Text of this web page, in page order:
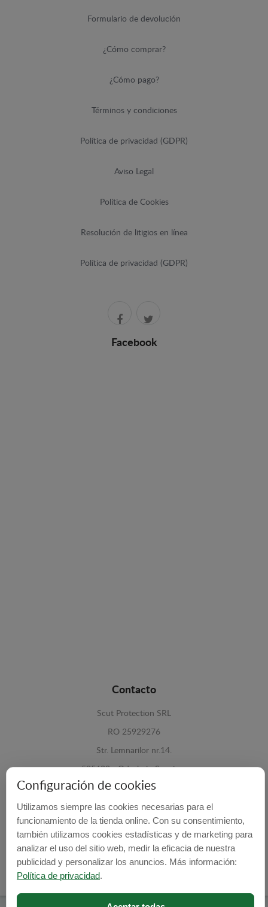
Formulario de devolución
¿Cómo comprar?
¿Cómo pago?
Términos y condiciones
Política de privacidad (GDPR)
Aviso Legal
Política de Cookies
Resolución de litigios en línea
Política de privacidad (GDPR)
Facebook
Contacto
Scut Protection SRL
RO 25929276
Str. Lemnarilor nr.14.
535600 - Odorheiu Secuiesc
Harghita, Romania
E-mail: info@cubrecarter.com
Configuración de cookies
Utilizamos siempre las cookies necesarias para el
funcionamiento de la tienda online. Con su consentimiento,
también utilizamos cookies estadísticas y de marketing para
analizar el uso del sitio web, medir la eficacia de nuestra
publicidad y personalizar los anuncios. Más información:
Política de privacidad.